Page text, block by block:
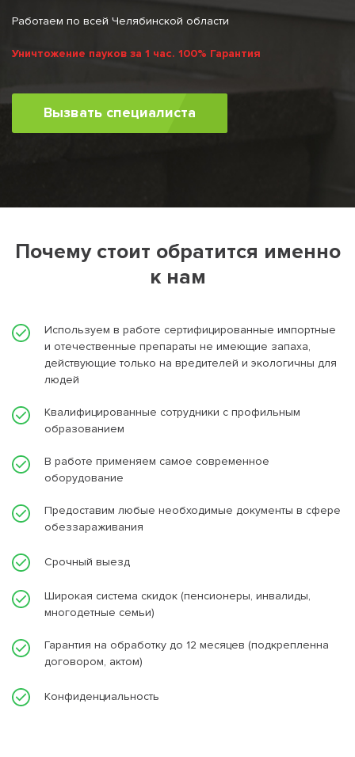
Работаем по всей Челябинской области
Уничтожение пауков за 1 час. 100% Гарантия
Вызвать специалиста
Почему стоит обратится именно
к нам
Используем в работе сертифицированные импортные
и отечественные препараты не имеющие запаха,
действующие только на вредителей и экологичны для
людей
Квалифицированные сотрудники с профильным
образованием
В работе применяем самое современное
оборудование
Предоставим любые необходимые документы в сфере
обеззараживания
Срочный выезд
Широкая система скидок (пенсионеры, инвалиды,
многодетные семьи)
Гарантия на обработку до 12 месяцев (подкрепленна
договором, актом)
Конфиденциальность